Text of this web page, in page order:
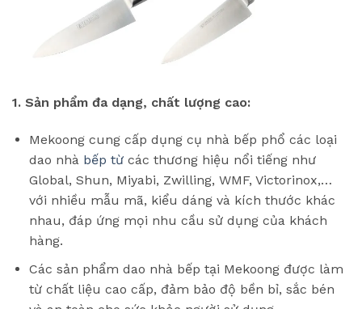
1. Sản phẩm đa dạng, chất lượng cao:
Mekoong cung cấp dụng cụ nhà bếp phổ các loại
dao nhà bếp từcác thương hiệu nổi tiếng như
Global, Shun, Miyabi, Zwilling, WMF, Victorinox,…
với nhiều mẫu mã, kiểu dáng và kích thước khác
nhau, đáp ứng mọi nhu cầu sử dụng của khách
hàng.
Các sản phẩm dao nhà bếp tại Mekoong được làm
từ chất liệu cao cấp, đảm bảo độ bền bỉ, sắc bén